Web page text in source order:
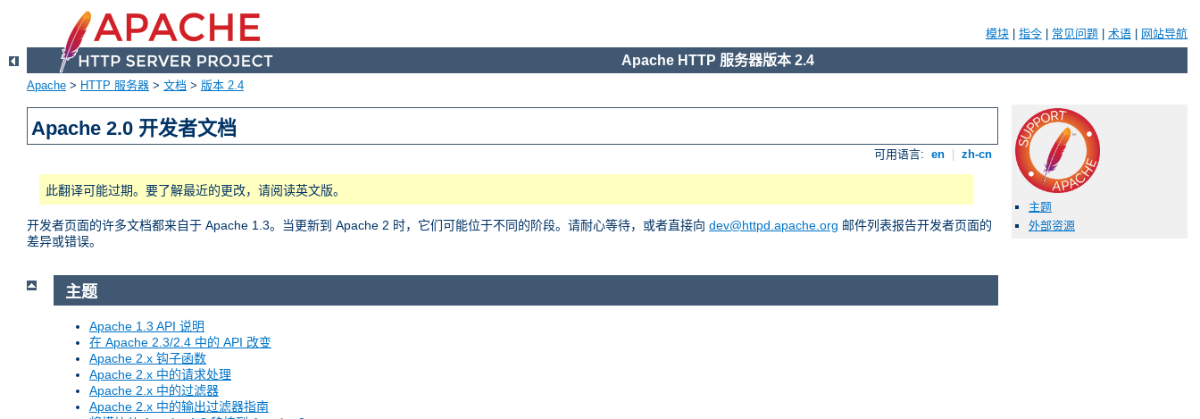
模块 指令 常见问题 术语 网站导航
Apache HTTP 服务器版本 2.4
Apache > HTTP 服务器 > 文档 > 版本 2.4
Apache 2.0 开发者文档
可用语言: en zh-cn
此翻译可能过期。要了解最近的更改，请阅读英文版。
开发者页面的许多文档都来自于 Apache 1.3。当更新到 Apache 2 时，它们可能位于不同的阶段。请耐心等待，或者直接向 dev@httpd.apache.org 邮件列表报告开发者页面的
差异或错误。
主题
外部资源
主题
Apache 1.3 API 说明
在 Apache 2.3/2.4 中的 API 改变
Apache 2.x 钩子函数
Apache 2.x 中的请求处理
Apache 2.x 中的过滤器
Apache 2.x 中的输出过滤器指南